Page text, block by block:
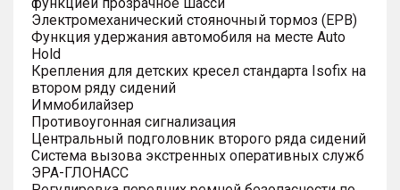
Электромеханический стояночный тормоз (EPB)
Функция удержания автомобиля на месте Auto
Hold
Крепления для детских кресел стандарта Isofix на
втором ряду сидений
Иммобилайзер
Противоугонная сигнализация
Центральный подголовник второго ряда сидений
Система вызова экстренных оперативных служб
ЭРА-ГЛОНАСС